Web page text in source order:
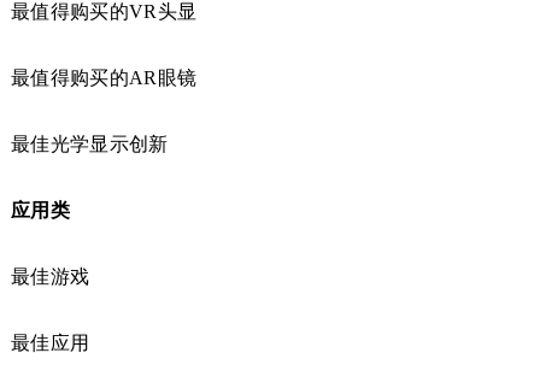
最值得购买的VR头显
最值得购买的AR眼镜
最佳光学显示创新
应用类
最佳游戏
最佳应用